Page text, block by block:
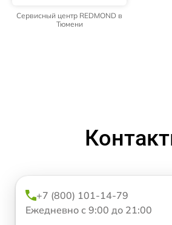
Сервисный центр REDMOND в
Тюмени
+7 (800) 101-14-79
Ежедневно с 9:00 до 21:00